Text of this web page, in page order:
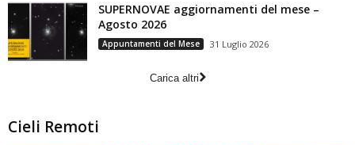
SUPERNOVAE aggiornamenti del mese –
Agosto 2026
Appuntamenti del Mese 31 Luglio 2026
Carica altri
Cieli Remoti